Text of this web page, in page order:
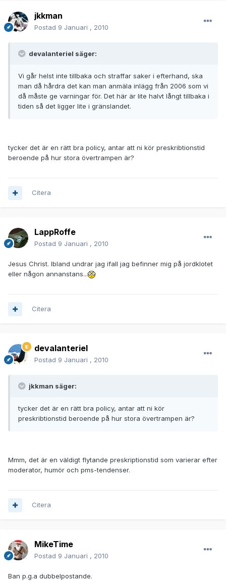
jkkman
Postad 9 Januari , 2010
devalanteriel säger:
Vi går helst inte tillbaka och straffar saker i efterhand, ska
man då hårdra det kan man anmäla inlägg från 2006 som vi
då måste ge varningar för. Det här är lite halvt långt tillbaka i
tiden så det ligger lite i gränslandet.
tycker det är en rätt bra policy, antar att ni kör preskribtionstid
beroende på hur stora övertrampen är?
Citera
LappRoffe
Postad 9 Januari , 2010
Jesus Christ. Ibland undrar jag ifall jag befinner mig på jordklotet
eller någon annanstans...
Citera
devalanteriel
Postad 9 Januari , 2010
jkkman säger:
tycker det är en rätt bra policy, antar att ni kör
preskribtionstid beroende på hur stora övertrampen är?
Mmm, det är en väldigt flytande preskriptionstid som varierar efter
moderator, humör och pms-tendenser.
Citera
MikeTime
Postad 9 Januari , 2010
Ban p.g.a dubbelpostande.